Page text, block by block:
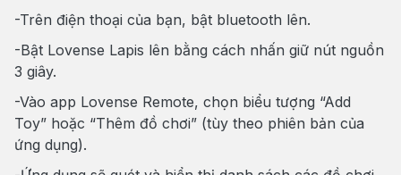
-Trên điện thoại của bạn, bật bluetooth lên.
-Bật Lovense Lapis lên bằng cách nhấn giữ nút nguồn
3 giây.
-Vào app Lovense Remote, chọn biểu tượng “Add
Toy” hoặc “Thêm đồ chơi” (tùy theo phiên bản của
ứng dụng).